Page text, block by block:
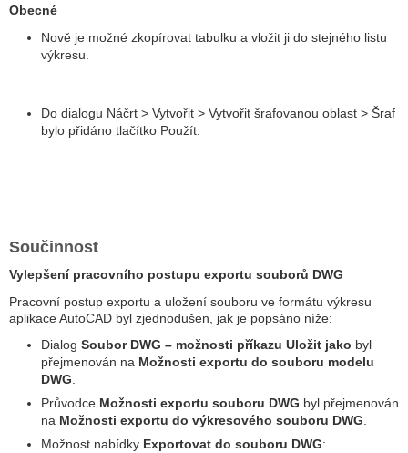
Obecné
Nově je možné zkopírovat tabulku a vložit ji do stejného listu
výkresu.
Do dialogu Náčrt > Vytvořit > Vytvořit šrafovanou oblast > Šraf
bylo přidáno tlačítko Použít.
Součinnost
Vylepšení pracovního postupu exportu souborů DWG
Pracovní postup exportu a uložení souboru ve formátu výkresu
aplikace AutoCAD byl zjednodušen, jak je popsáno níže:
Dialog Soubor DWG – možnosti příkazu Uložit jako byl
přejmenován na Možnosti exportu do souboru modelu
DWG.
Průvodce Možnosti exportu souboru DWG byl přejmenován
na Možnosti exportu do výkresového souboru DWG.
Možnost nabídky Exportovat do souboru DWG: